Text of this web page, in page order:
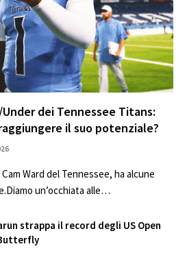
dei Tennessee Titans:
il suo potenziale?
Ward del Tennessee, ha alcune
un’occhiata alle…
strappa il record degli US Open